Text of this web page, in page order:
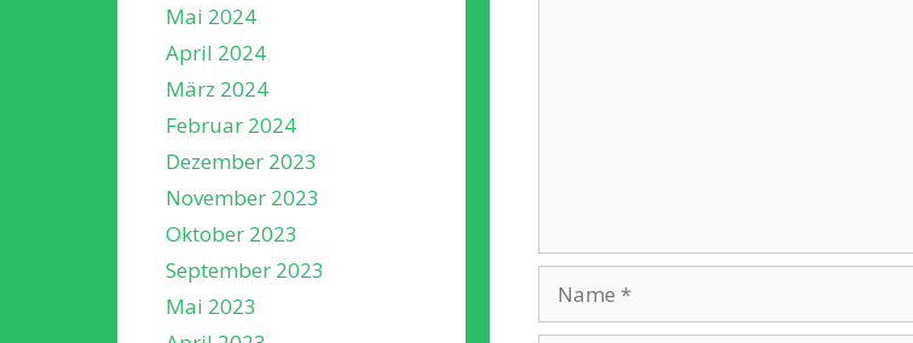
Mai 2024
April 2024
März 2024
Februar 2024
Dezember 2023
November 2023
Oktober 2023
September 2023
Mai 2023